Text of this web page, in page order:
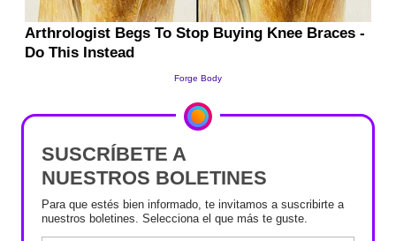
SUSCRÍBETE A
NUESTROS BOLETINES
Para que estés bien informado, te invitamos a suscribirte a
nuestros boletines. Selecciona el que más te guste.